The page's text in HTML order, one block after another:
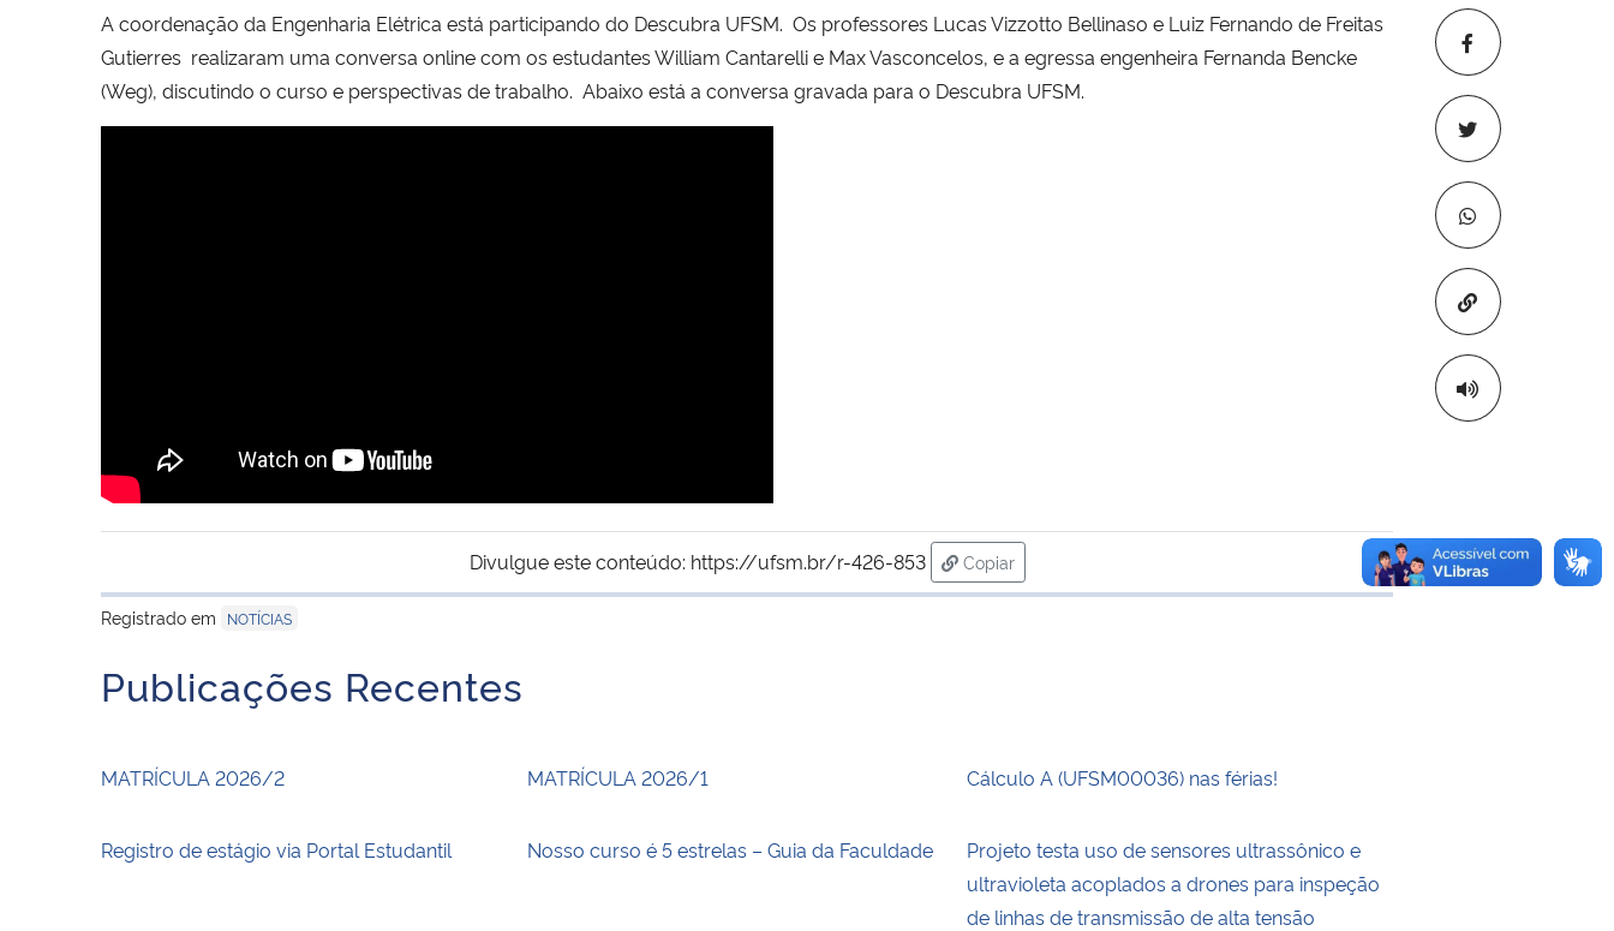
Copiar para
A coordenação da Engenharia Elétrica está participando do Descubra UFSM. Os professores Lucas Vizzotto Bellinaso e Luiz Fernando de Freitas
Gutierres realizaram uma conversa online com os estudantes William Cantarelli e Max Vasconcelos, e a egressa engenheira Fernanda Bencke
(Weg), discutindo o curso e perspectivas de trabalho. Abaixo está a conversa gravada para o Descubra UFSM.
Divulgue este conteúdo: https://ufsm.br/r-426-853
Copiar
para área de transferência
Registrado em
NOTÍCIAS
Publicações Recentes
MATRÍCULA 2026/2 MATRÍCULA 2026/1 Cálculo A (UFSM00036) nas férias!
Registro de estágio via Portal Estudantil Nosso curso é 5 estrelas – Guia da Faculdade
Projeto testa uso de sensores ultrassônico e
ultravioleta acoplados a drones para inspeção
de linhas de transmissão de alta tensão